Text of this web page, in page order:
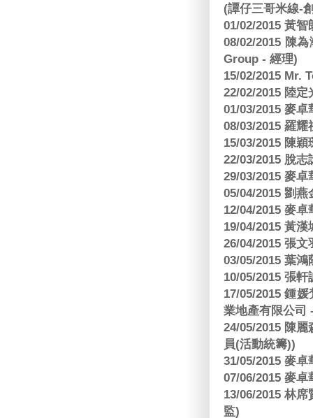
(譚仔三哥米線-
01/02/2015 黃
08/02/2015 陳
Group - 經理)
15/02/2015 Mr.
22/02/2015 陸
01/03/2015 麥
08/03/2015 羅
15/03/2015 陳
22/03/2015 脫
29/03/2015 麥
05/04/2015 劉
12/04/2015 麥
19/04/2015 黃
26/04/2015 張
03/05/2015 葉
10/05/2015 張
17/05/2015 鍾
業地產有限公司
24/05/2015 陳
員(活動統籌))
31/05/2015 麥
07/06/2015 麥
13/06/2015 林
監)